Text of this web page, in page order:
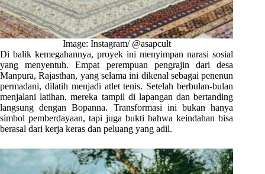
Image: Instagram/ @asapcult
Di balik kemegahannya, proyek ini menyimpan narasi sosial
yang menyentuh. Empat perempuan pengrajin dari desa
Manpura, Rajasthan, yang selama ini dikenal sebagai penenun
permadani, dilatih menjadi atlet tenis. Setelah berbulan-bulan
menjalani latihan, mereka tampil di lapangan dan bertanding
langsung dengan Bopanna. Transformasi ini bukan hanya
simbol pemberdayaan, tapi juga bukti bahwa keindahan bisa
berasal dari kerja keras dan peluang yang adil.